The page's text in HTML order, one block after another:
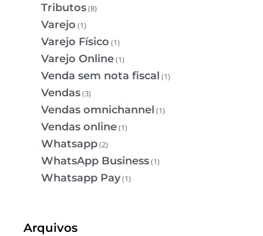
Tributos(8)
Varejo (1)
Varejo Físico (1)
Varejo Online(1)
Venda sem nota fiscal (1)
Vendas(3)
Vendas omnichannel (1)
Vendas online(1)
Whatsapp(2)
WhatsApp Business(1)
Whatsapp Pay(1)
Arquivos